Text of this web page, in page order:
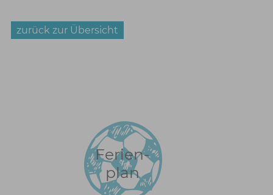
zurück zur Übersicht
Ferien-
plan